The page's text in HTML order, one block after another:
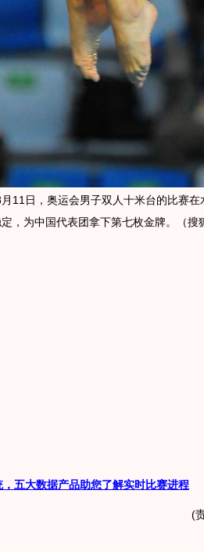
11日，奥运会男子双人十米台的比赛在
，为中国代表团拿下第七枚金牌。（搜
五大数据产品助您了解实时比赛进程
(